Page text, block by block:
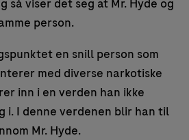
så viser det seg at Mr. Hyde og
person.
en snill person som
med diverse narkotiske
inn i en verden han ikke
i. I denne verdenen blir han til
Mr. Hyde.